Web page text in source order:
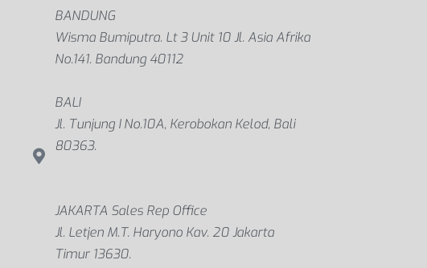
BANDUNG
Wisma Bumiputra. Lt 3 Unit 10 Jl. Asia Afrika
No.141. Bandung 40112
BALI
Jl. Tunjung I No.10A, Kerobokan Kelod, Bali
80363.
JAKARTA Sales Rep Office
Jl. Letjen M.T. Haryono Kav. 20 Jakarta
Timur 13630.